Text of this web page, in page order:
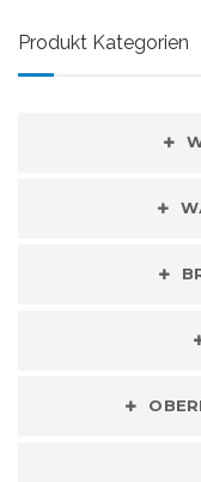
Produkt Kategorien